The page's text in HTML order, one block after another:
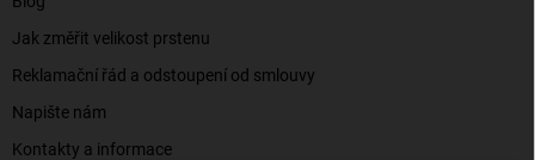
Jak změřit velikost prstenu
Reklamační řád a odstoupení od smlouvy
Napište nám
Kontakty a informace